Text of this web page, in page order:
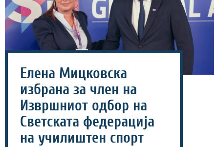
Елена Мицковска
избрана за член на
Извршниот одбор на
Светската федерација
на училиштен спорт